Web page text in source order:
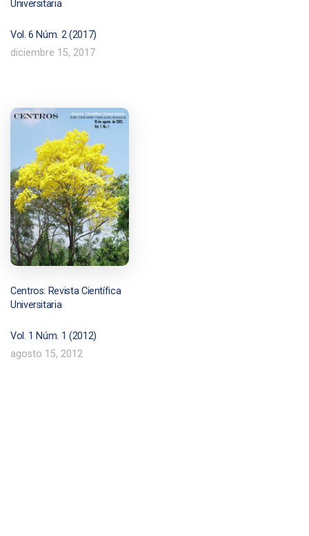
Universitaria
Vol. 6 Núm. 2 (2017)
diciembre 15, 2017
Centros: Revista Científica
Universitaria
Vol. 1 Núm. 1 (2012)
agosto 15, 2012